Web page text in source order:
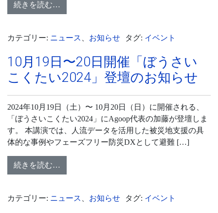
続きを読む…
カテゴリー: ニュース お知らせ タグ: イベント
10月19日〜20日開催「ぼうさい
こくたい2024」登壇のお知らせ
2024年10月19日（土）〜 10月20日（日）に開催される、
「ぼうさいこくたい2024」にAgoop代表の加藤が登壇しま
す。 本講演では、人流データを活用した被災地支援の具
体的な事例やフェーズフリー防災DXとして避難 […]
続きを読む…
カテゴリー: ニュース お知らせ タグ: イベント